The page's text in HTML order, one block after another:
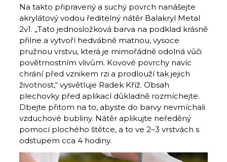
Na takto připravený a suchý povrch nanášejte
akrylátový vodou ředitelný nátěr Balakryl Metal
2v1. „Tato jednosložková barva na podklad krásně
přilne a vytvoří hedvábně matnou, vysoce
pružnou vrstvu, která je mimořádně odolná vůči
povětrnostním vlivům. Kovové povrchy navíc
chrání před vznikem rzi a prodlouží tak jejich
životnost,“ vysvětluje Radek Kříž. Obsah
plechovky před aplikací důkladně rozmíchejte.
Dbejte přitom na to, abyste do barvy nevmíchali
vzduchové bubliny. Nátěr aplikujte neředěný
pomocí plochého štětce, a to ve 2–3 vrstvách s
odstupem cca 4 hodiny.